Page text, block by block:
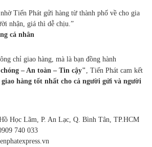
Tiến Phát gửi hàng từ thành phố về cho gia
nhận, giá thì dễ chịu.”
cá nhân
chỉ giao hàng, mà là bạn đồng hành
– An toàn – Tin cậy" , Tiến Phát cam kết
hàng tốt nhất cho cả người gửi và người
Học Lãm, P. An Lạc, Q. Bình Tân, TP.HCM
740 033